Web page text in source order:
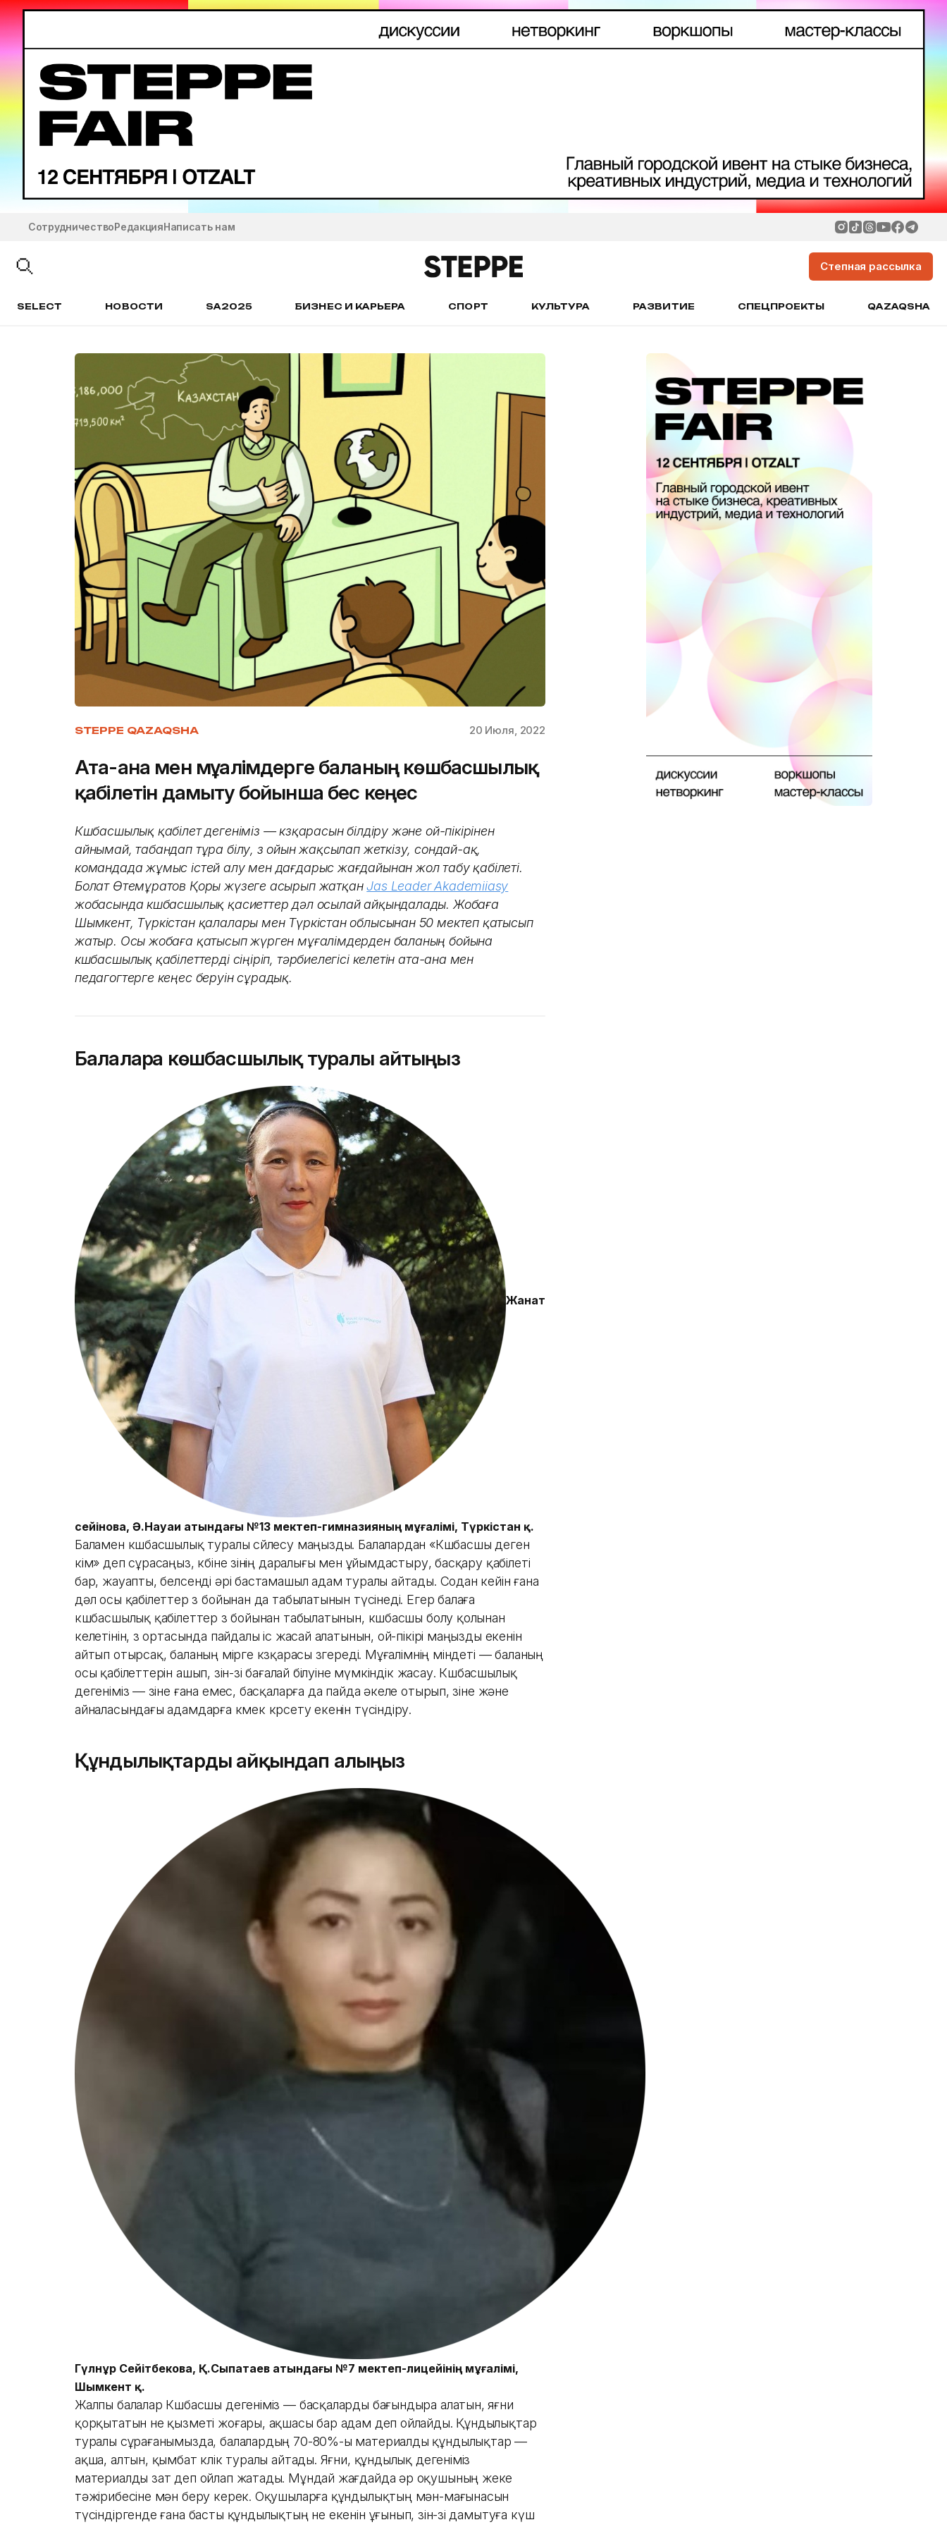
СотрудничествоРедакцияНаписать нам
Степная рассылка
SELECT НОВОСТИ SA2025 БИЗНЕС И КАРЬЕРА СПОРТ КУЛЬТУРА РАЗВИТИЕ СПЕЦПРОЕКТЫ QAZAQSHA
STEPPE QAZAQSHA 20 Июля, 2022
Ата-ана мен мұғалімдерге баланың көшбасшылық
қабілетін дамыту бойынша бес кеңес
Көшбасшылық қабілет дегеніміз — көзқарасын білдіру және ой-пікірінен
айнымай, табандап тұра білу, өз ойын жақсылап жеткізу, сондай-ақ,
командада жұмыс істей алу мен дағдарыс жағдайынан жол табу қабілеті.
Болат Өтемұратов Қоры жүзеге асырып жатқанJas Leader Akademiiasy
жобасында көшбасшылық қасиеттер дәл осылай айқындалады. Жобаға
Шымкент, Түркістан қалалары мен Түркістан облысынан 50 мектеп қатысып
жатыр. Осы жобаға қатысып жүрген мұғалімдерден баланың бойына
көшбасшылық қабілеттерді сіңіріп, тәрбиелегісі келетін ата-ана мен
педагогтерге кеңес беруін сұрадық.
Балаларға көшбасшылық туралы айтыңыз
Жанат
Үсейінова, Ә.Науаи атындағы №13 мектеп-гимназияның мұғалімі, Түркістан қ.
Баламен көшбасшылық туралы сөйлесу маңызды. Балалардан «Көшбасшы деген
кім» деп сұрасаңыз, көбіне өзінің даралығы мен ұйымдастыру, басқару қабілеті
бар, жауапты, белсенді әрі бастамашыл адам туралы айтады. Содан кейін ғана
дәл осы қабілеттер өз бойынан да табылатынын түсінеді. Егер балаға
көшбасшылық қабілеттер өз бойынан табылатынын, көшбасшы болу қолынан
келетінін, өз ортасында пайдалы іс жасай алатынын, ой-пікірі маңызды екенін
айтып отырсақ, баланың өмірге көзқарасы өзгереді. Мұғалімнің міндеті — баланың
осы қабілеттерін ашып, өзін-өзі бағалай білуіне мүмкіндік жасау. Көшбасшылық
дегеніміз — өзіне ғана емес, басқаларға да пайда әкеле отырып, өзіне және
айналасындағы адамдарға көмек көрсету екенін түсіндіру.
Құндылықтарды айқындап алыңыз
Гүлнұр Сейітбекова, Қ.Сыпатаев атындағы №7 мектеп-лицейінің мұғалімі,
Шымкент қ.
Жалпы балалар Көшбасшы дегеніміз — басқаларды бағындыра алатын, яғни
қорқытатын не қызметі жоғары, ақшасы бар адам деп ойлайды. Құндылықтар
туралы сұрағанымызда, балалардың 70-80%-ы материалды құндылықтар —
ақша, алтын, қымбат көлік туралы айтады. Яғни, құндылық дегеніміз
материалды зат деп ойлап жатады. Мұндай жағдайда әр оқушының жеке
тәжірибесіне мән беру керек. Оқушыларға құндылықтың мән-мағынасын
түсіндіргенде ғана басты құндылықтың не екенін ұғынып, өзін-өзі дамытуға күш